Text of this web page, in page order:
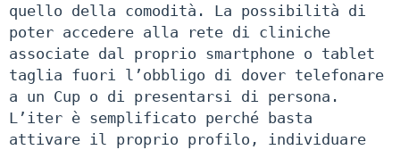
quello della comodità. La possibilità di
poter accedere alla rete di cliniche
associate dal proprio smartphone o tablet
taglia fuori l’obbligo di dover telefonare
a un Cup o di presentarsi di persona.
L’iter è semplificato perché basta
attivare il proprio profilo, individuare